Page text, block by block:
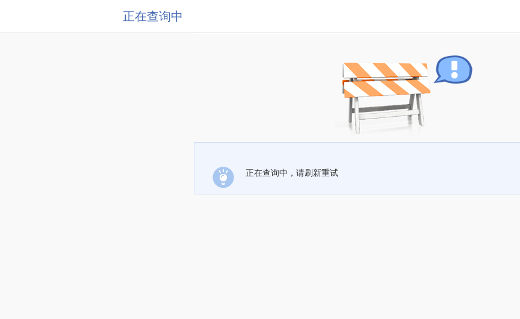
正在查询中
正在查询中，请刷新重试